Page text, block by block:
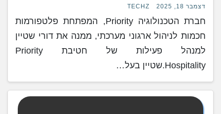
דצמבר 18, 2025 TECHZ
חברת הטכנולוגיה Priority, המפתחת פלטפורמות
חכמות לניהול ארגוני מערכתי, ממנה את דורי שטיין
למנהל פעילות של חטיבת Priority
Hospitality.שטיין בעל…